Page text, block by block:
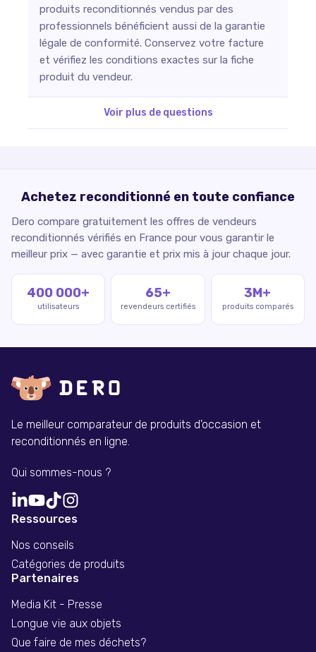
produits reconditionnés vendus par des
professionnels bénéficient aussi de la garantie
légale de conformité. Conservez votre facture
et vérifiez les conditions exactes sur la fiche
produit du vendeur.
Voir plus de questions
Achetez reconditionné en toute confiance
Dero compare gratuitement les offres de vendeurs
reconditionnés vérifiés en France pour vous garantir le
meilleur prix — avec garantie et prix mis à jour chaque jour.
400 000+
utilisateurs
65+
revendeurs certifiés
3M+
produits comparés
Le meilleur comparateur de produits d'occasion et
reconditionnés en ligne.
Qui sommes-nous ?
Ressources
Nos conseils
Catégories de produits
Partenaires
Media Kit - Presse
Longue vie aux objets
Que faire de mes déchets?